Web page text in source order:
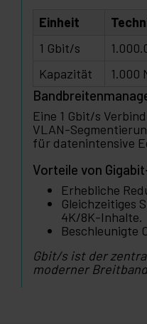
Einheit
1 Gbit/s
Kapazität
1.000
Eine 1 Gbit/s
VLAN-
für datenintensive
Vorteile von
Erhebliche
Gleichzeitiges
4K/8K-Inhalte.
Beschleunigte
Gbit/s ist der
moderner